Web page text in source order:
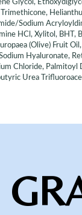
Glycol,
Sodium
HCl, Xylitol, BHT,
(Olive) Fruit
Hyaluronate,
Chloride,
Urea